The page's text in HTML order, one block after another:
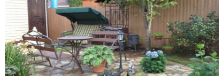
Сейчас обсуждают
Сегодня Всемирный день "СПАСИБО"